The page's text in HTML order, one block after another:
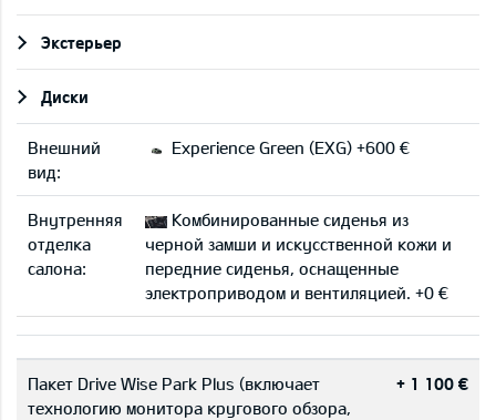
Экстерьер
Диски
Внешний
вид:
Experience Green (EXG) +600 €
Внутренняя
отделка
салона:
Комбинированные сиденья из
черной замши и искусственной кожи и
передние сиденья, оснащенные
электроприводом и вентиляцией. +0 €
Пакет Drive Wise Park Plus (включает
технологию монитора кругового обзора,
+ 1 100 €